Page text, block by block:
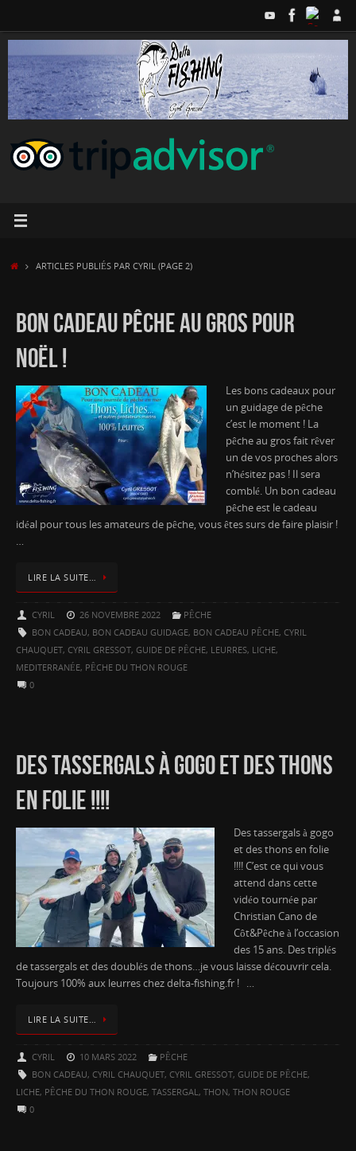
contenu
ACCUEIL
ARTICLES PUBLIÉS PAR CYRIL(PAGE 2)
BON CADEAU PÊCHE AU GROS POUR
NOËL !
Les bons cadeaux pour
un guidage de pêche
c’est le moment ! La
pêche au gros fait rêver
un de vos proches alors
n’hésitez pas ! Il sera
comblé. Un bon cadeau
pêche est le cadeau
idéal pour tous les amateurs de pêche, vous êtes surs de faire plaisir !
…
LIRE LA SUITE…
CYRIL 26 NOVEMBRE 2022
PÊCHE
BON CADEAU, BON CADEAU GUIDAGE, BON CADEAU PÊCHE, CYRIL
CHAUQUET, CYRIL GRESSOT, GUIDE DE PÊCHE, LEURRES, LICHE,
MEDITERRANÉE, PÊCHE DU THON ROUGE
0
DES TASSERGALS À GOGO ET DES THONS
EN FOLIE !!!!
Des tassergals à gogo
et des thons en folie
!!!! C’est ce qui vous
attend dans cette
vidéo tournée par
Christian Cano de
Côt&Pêche à l’occasion
des 15 ans. Des triplés
de tassergals et des doublés de thons…je vous laisse découvrir cela.
Toujours 100% aux leurres chez delta-fishing.fr ! …
LIRE LA SUITE…
CYRIL 10 MARS 2022
PÊCHE
BON CADEAU, CYRIL CHAUQUET, CYRIL GRESSOT, GUIDE DE PÊCHE,
LICHE, PÊCHE DU THON ROUGE, TASSERGAL, THON, THON ROUGE
0